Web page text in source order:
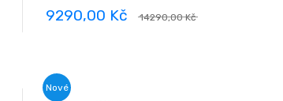
9290,00 Kč 14290,00 Kč
Nové